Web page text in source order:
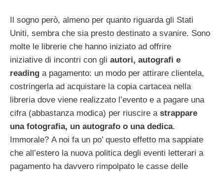
Il sogno però, almeno per quanto riguarda gli Stati
Uniti, sembra che sia presto destinato a svanire. Sono
molte le librerie che hanno iniziato ad offrire
iniziative di incontri con gli autori, autografi e
reading a pagamento: un modo per attirare clientela,
costringerla ad acquistare la copia cartacea nella
libreria dove viene realizzato l’evento e a pagare una
cifra (abbastanza modica) per riuscire a strappare
una fotografia, un autografo o una dedica.
Immorale? A noi fa un po’ questo effetto ma sappiate
che all’estero la nuova politica degli eventi letterari a
pagamento ha davvero rimpolpato le casse delle